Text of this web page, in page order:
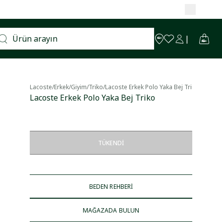
Lacoste/Erkek/Giyim/Triko/Lacoste Erkek Polo Yaka Bej Triko
Lacoste Erkek Polo Yaka Bej Triko
TÜKENDI
BEDEN REHBERİ
MAĞAZADA BULUN